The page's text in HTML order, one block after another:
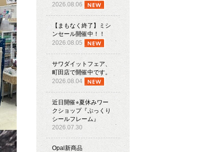
2026.08.06
【まもなく終了】ミシ
ンセール開催中！！
2026.08.05
サワダイットフェア、
町田店で開催中です。
2026.08.04
近日開催⭐︎夏休みワー
クショップ『ぷっくり
シールフレーム』
2026.07.30
Opal新商品